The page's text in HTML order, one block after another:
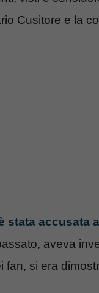
Cusitore e la
stata accusata
aveva
fan, si era